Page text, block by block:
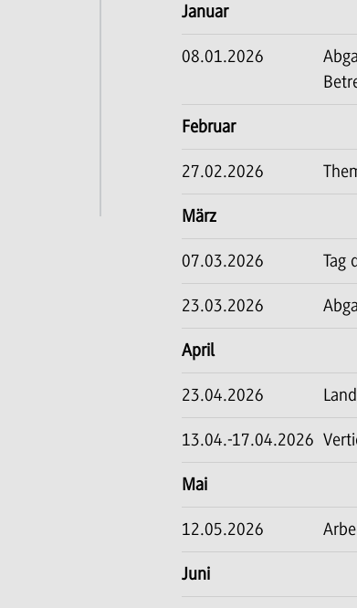
Januar
08.01.2026
Februar
27.02.2026
März
07.03.2026 Tag
23.03.2026
April
23.04.2026
13.04.-17.04.2026
Mai
12.05.2026
Juni